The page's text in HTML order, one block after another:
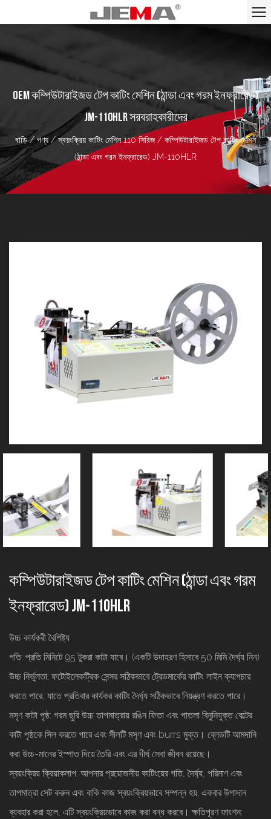
OEM কম্পিউটারাইজড টেপ কাটিং মেশিন (ঠান্ডা এবং গরম ইনফ্রারেড)
JM-110HLR সরবরাহকারীদের
বাড়ি/পণ্য/স্বয়ংক্রিয় কাটিং মেশিন 110 সিরিজ/ কম্পিউটারাইজড টেপ কাটিং মেশিন
(ঠান্ডা এবং গরম ইনফ্রারেড) JM-110HLR
কম্পিউটারাইজড টেপ কাটিং মেশিন (ঠান্ডা এবং গরম
ইনফ্রারেড) JM-110HLR
উচ্চ কার্যকরী বৈশিষ্ট্য
গতি: প্রতি মিনিটে 95 টুকরা কাটা যাবে। (একটি উদাহরণ হিসাবে 50 মিমি দৈর্ঘ্য নিন)
উচ্চ নির্ভুলতা: ফটোইলেকট্রিক সেন্সর সঠিকভাবে ট্রেডমার্কের কাটিং লাইন ক্যাপচার
করতে পারে, যাতে প্রতিবার কার্যকর কাটিং দৈর্ঘ্য সঠিকভাবে নিয়ন্ত্রণ করতে পারে।
মসৃণ কাটা পৃষ্ঠ: গরম ছুরি উচ্চ তাপমাত্রায় রঙিন ফিতা এবং পাতলা বিনুনিযুক্ত বেল্টের
কাটা পৃষ্ঠকে সিল করতে পারে এবং সীলটি মসৃণ এবং burrs মুক্ত। ব্লেডটি আমদানি
করা উচ্চ-মানের ইস্পাত দিয়ে তৈরি এবং এর দীর্ঘ সেবা জীবন রয়েছে।
স্বয়ংক্রিয় ক্রিয়াকলাপ: আপনার প্রয়োজনীয় কাটিংয়ের গতি, দৈর্ঘ্য, পরিমাণ এবং
তাপমাত্রা সেট করুন এবং বাকি কাজ স্বয়ংক্রিয়ভাবে সম্পন্ন হয়; একবার উপাদান
ব্যবহার করা হলে, এটি স্বয়ংক্রিয়ভাবে কাজ করা বন্ধ করবে। ক্ষতিপূরণ ফাংশন: